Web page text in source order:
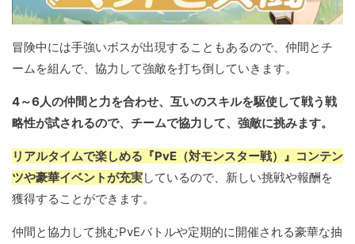
冒険中には手強いボスが出現することもあるので、仲間とチ
ームを組んで、協力して強敵を打ち倒していきます。
4～6人の仲間と力を合わせ、互いのスキルを駆使して戦う戦
略性が試されるので、チームで協力して、強敵に挑みます。
リアルタイムで楽しめる『PvE（対モンスター戦）』コンテン
ツや豪華イベントが充実しているので、新しい挑戦や報酬を
獲得することができます。
仲間と協力して挑むPvEバトルや定期的に開催される豪華な抽